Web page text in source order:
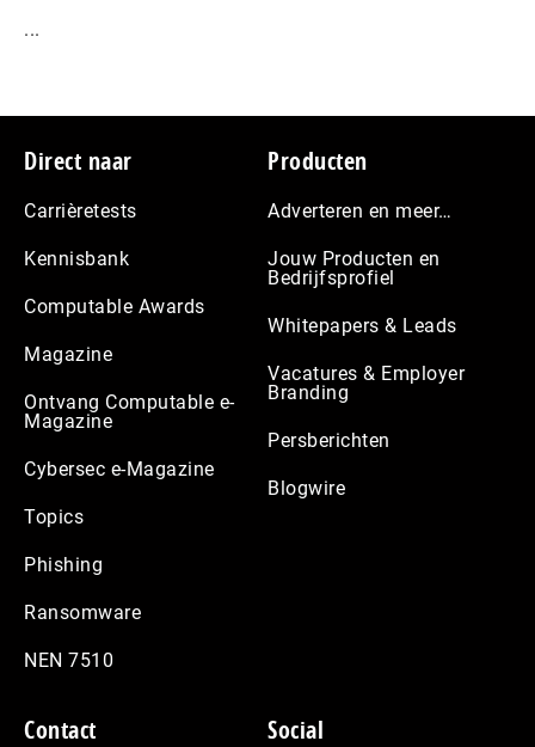
...
Footer
Direct naar
Carrièretests
Kennisbank
Computable Awards
Magazine
Ontvang Computable e-
Magazine
Cybersec e-Magazine
Topics
Phishing
Ransomware
NEN 7510
Producten
Adverteren en meer…
Jouw Producten en
Bedrijfsprofiel
Whitepapers & Leads
Vacatures & Employer
Branding
Persberichten
Blogwire
Contact Social